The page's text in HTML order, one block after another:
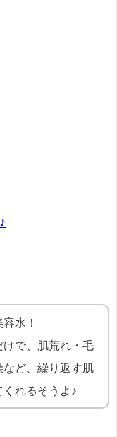
水！
で、肌荒れ・毛
など、繰り返す肌
れるそうよ♪